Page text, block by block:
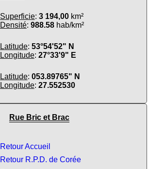
Superficie: 3 194,00km²
Densité: 988.58hab/km²
Latitude: 53°54'52" N
Longitude: 27°33'9" E
Latitude: 053.89765" N
Longitude: 27.552530
Rue Bric et Brac
Retour Accueil
Retour R.P.D. de Corée